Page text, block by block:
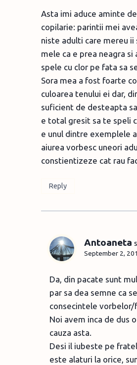
Asta imi aduce aminte
copilarie: parintii mei
niste adulti care mereu ii
mele ca e prea neagra si
spele cu clor pe fata sa
Sora mea a fost foarte
culoarea tenului ei dar,
suficient de desteapta
e total gresit sa te speli
e unul dintre exemplele
aiurea vorbesc uneori
constientizeze cat rau
Reply
Antoaneta
September 2,
Da, din pacate sunt
par sa dea semne ca
consecintele
Noi avem inca de dus
cauza asta.
Desi il iubeste pe
este alaturi la orice,